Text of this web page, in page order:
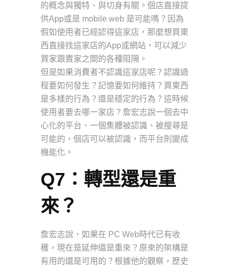
的概念與獨特、與切身有關。個店直接提
供App或是 mobile web 是可能嗎？因為
假如使用者已經認得這家店，那麼想買東
西直接找這家店的App或網站，可以減少
買家跟賣家之間的各種阻隔。
但是如果消費者不認識這家店呢？認識過
程要如何發生？記憶要如何維持？買東西
是多樣的行為？還是穩定的行為？這時候
使用者要去哪一家店？詹宏志說一個去中
心化的平台、一個集體被認識、被搜尋是
可能的，個店可以被認識，而平台則變成
機能化。
Q7：轉型還是重
來？
詹宏志說，如果在 PC Web時代已有收
穫，現在是延伸還是重來？原來的架構是
有用的還是可用的？根據他的觀察，歷史